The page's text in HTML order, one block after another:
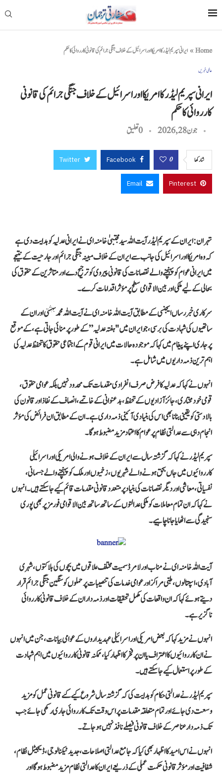
Home
» ایرانی سپریم لیڈر کا امریکا اور اسرائیل کے خلاف جنگی جرائم کی قانونی کارروائی کا حکم
عالمی خبریں
ایرانی سپریم لیڈر کا امریکا اور اسرائیل کے خلاف جنگی جرائم کی قانونی
کارروائی کا حکم
جون 28, 2026 0 تعليق
شاركها 0
Facebook
Twitter
Pinterest
Email
تہران:ایران کے سپریم لیڈر آیت اللہ سید مجتبیٰ خامنہ ای نے ایرانی عدلیہ کو ہدایت دی ہے
کہ وہ امریکا اور اسرائیل کی جانب سے ایران کے خلاف مبینہ جنگی جرائم اور جارحیت کے نتیجے
میں ایرانی عوام کو پہنچنے والے نقصانات کی قانونی پیروی کو ترجیح دے اور متاثرین کے حقوق کی
بحالی کے لیے ملکی اور بین الاقوامی سطح پر مؤثر اقدامات کرے۔
سرکاری خبر رساں ایجنسی کے مطابق آیت اللہ خامنہ ای نے آیت اللہ محمد بہشتی اور ان کے
ساتھیوں کی شہادت کی برسی، جو ایران میں "ہفتہ عدلیہ” کے طور پر منائی جاتی ہے، کے موقع
پر جاری اپنے پیغام میں کہا کہ موجودہ حالات میں ایرانی قوم کے اجتماعی حقوق کا تحفظ عدلیہ کی
اہم ترین ذمہ داریوں میں شامل ہے۔
انہوں نے کہا کہ عدلیہ کا فرض صرف انفرادی مقدمات تک محدود نہیں بلکہ عوامی حقوق،
قومی خودمختاری، جائز آزادیوں کے تحفظ، بدعنوانی کے خاتمے، انصاف کے نفاذ اور قانون کی
بالادستی کو یقینی بنانا بھی اس کی بنیادی آئینی ذمہ داری ہے۔ ان کے مطابق ان فرائض کی مؤثر
انجام دہی سے عدالتی نظام پر عوام کا اعتماد مزید مضبوط ہوگا۔
سپریم لیڈر نے کہا کہ گزشتہ سال سے ایران کے خلاف ہونے والی امریکی اور اسرائیلی
کارروائیوں میں جاں بحق ہونے والے شہریوں، زخمیوں اور ملک کو پہنچنے والے جسمانی،
نفسیاتی، معاشی اور دیگر نقصانات کی بنیاد پر متعدد قانونی مقدمات قائم کیے جا سکتے ہیں۔ انہوں
نے کہا کہ ان تمام معاملات کو ملکی عدالتوں کے ساتھ ساتھ بین الاقوامی فورمز پر بھی پوری
سنجیدگی سے اٹھایا جانا چاہیے۔
آیت اللہ خامنہ ای نے مناب اور لامرڈ سمیت مختلف علاقوں میں بچوں کی ہلاکتوں، شہری
آبادی، اسپتالوں، طبی مراکز اور عوامی خدمات کی تنصیبات پر حملوں کو سنگین جنگی جرائم قرار
دیتے ہوئے کہا کہ ان واقعات کی مکمل تحقیقات اور ذمہ داران کے خلاف قانونی کارروائی
ناگزیر ہے۔
انہوں نے مزید کہا کہ بعض امریکی اور اسرائیلی عہدیداروں کے عوامی بیانات، جن میں انہوں
نے ان کارروائیوں کا اعتراف یا ان پر فخر کا اظہار کیا، ممکنہ قانونی کارروائیوں میں اہم شہادت
کے طور پر استعمال کیے جا سکتے ہیں۔
سپریم لیڈر نے عدالتی حکام کو ہدایت کی کہ گزشتہ سال شروع کیے گئے قانونی عمل کو مزید
وسعت دی جائے اور تمام متعلقہ مقدمات پر اس وقت تک کارروائی جاری رکھی جائے جب
تک ذمہ دار عناصر کے خلاف قانونی فیصلے نافذ نہیں ہو جاتے۔
انہوں نے اس امید کا اظہار بھی کیا کہ جامع عدالتی اصلاحات، جدید ٹیکنالوجی، ڈیجیٹل نظام،
شفافیت اور مؤثر قانونی حکمت عملی کے ذریعے ایران کا عدالتی نظام مزید مضبوط ہوگا اور